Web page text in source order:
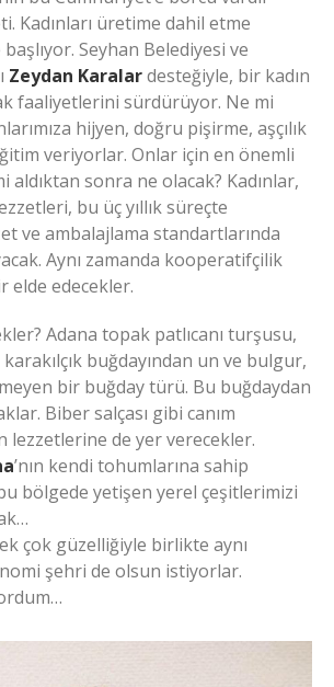
Kadınları üretime dahil etme
Seyhan Belediyesi ve
Zeydan Karalardesteğiyle, bir kadın
faaliyetlerini sürdürüyor. Ne mi
hijyen, doğru pişirme, aşçılık
veriyorlar. Onlar için en önemli
aldıktan sonra ne olacak? Kadınlar,
bu üç yıllık süreçte
ve ambalajlama standartlarında
Aynı zamanda kooperatifçilik
elde edecekler.
Adana topak patlıcanı turşusu,
buğdayından un ve bulgur,
bir buğday türü. Bu buğdaydan
Biber salçası gibi canım
lezzetlerine de yer verecekler.
’nın kendi tohumlarına sahip
bölgede yetişen yerel çeşitlerimizi
çok güzelliğiyle birlikte aynı
şehri de olsun istiyorlar.